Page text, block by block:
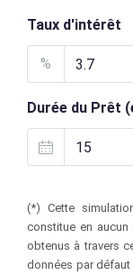
Taux d'intérêt
%
Durée du Prêt
(*) Cette
constitue en aucun
obtenus à travers
données par